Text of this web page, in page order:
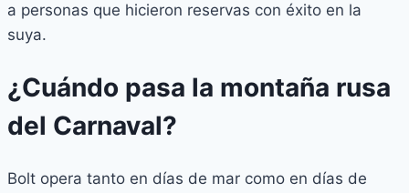
a personas que hicieron reservas con éxito en la
suya.
¿Cuándo pasa la montaña rusa
del Carnaval?
Bolt opera tanto en días de mar como en días de